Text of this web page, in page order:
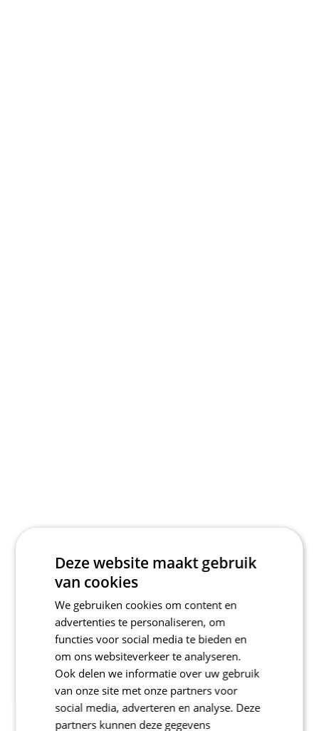
Deze website maakt gebruik
van cookies
We gebruiken cookies om content en
advertenties te personaliseren, om
functies voor social media te bieden en
om ons websiteverkeer te analyseren.
Ook delen we informatie over uw gebruik
van onze site met onze partners voor
social media, adverteren en analyse. Deze
partners kunnen deze gegevens